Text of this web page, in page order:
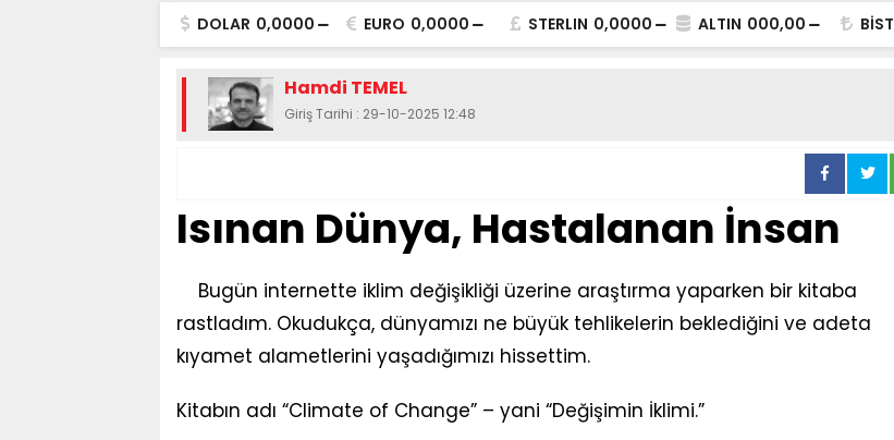
DOLAR 0,0000 EURO 0,0000 STERLIN 0,0000 ALTIN 000,00 BİST
Hamdi TEMEL
Giriş Tarihi : 29-10-2025 12:48
Isınan Dünya, Hastalanan İnsan
Bugün internette iklim değişikliği üzerine araştırma yaparken bir kitaba
rastladım. Okudukça, dünyamızı ne büyük tehlikelerin beklediğini ve adeta
kıyamet alametlerini yaşadığımızı hissettim.
Kitabın adı “Climate of Change” – yani “Değişimin İklimi.”